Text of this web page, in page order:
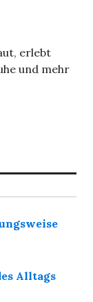
erlebt
und mehr
Alltags